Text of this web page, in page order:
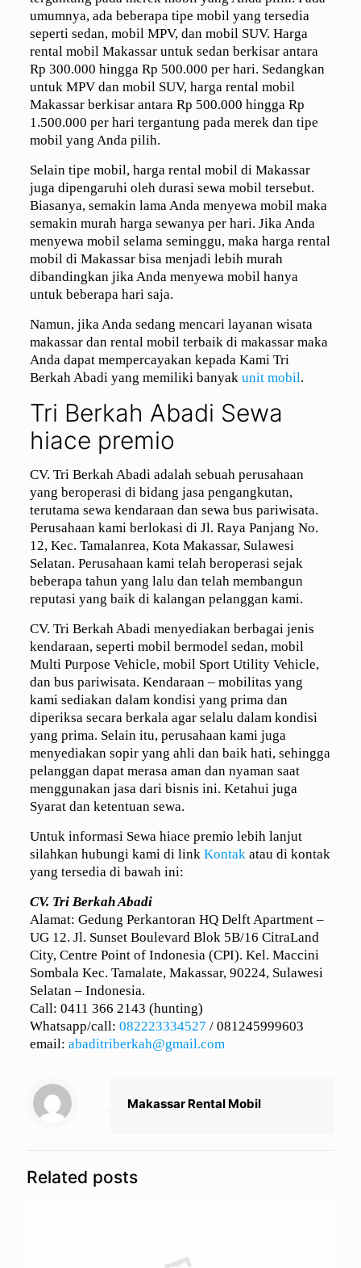
umumnya, ada beberapa tipe mobil yang tersedia
seperti sedan, mobil MPV, dan mobil SUV. Harga
rental mobil Makassar untuk sedan berkisar antara
Rp 300.000 hingga Rp 500.000 per hari. Sedangkan
untuk MPV dan mobil SUV, harga rental mobil
Makassar berkisar antara Rp 500.000 hingga Rp
1.500.000 per hari tergantung pada merek dan tipe
mobil yang Anda pilih.
Selain tipe mobil, harga rental mobil di Makassar
juga dipengaruhi oleh durasi sewa mobil tersebut.
Biasanya, semakin lama Anda menyewa mobil maka
semakin murah harga sewanya per hari. Jika Anda
menyewa mobil selama seminggu, maka harga rental
mobil di Makassar bisa menjadi lebih murah
dibandingkan jika Anda menyewa mobil hanya
untuk beberapa hari saja.
Namun, jika Anda sedang mencari layanan wisata
makassar dan rental mobil terbaik di makassar maka
Anda dapat mempercayakan kepada Kami Tri
Berkah Abadi yang memiliki banyak unit mobil.
Tri Berkah Abadi Sewa
hiace premio
CV. Tri Berkah Abadi adalah sebuah perusahaan
yang beroperasi di bidang jasa pengangkutan,
terutama sewa kendaraan dan sewa bus pariwisata.
Perusahaan kami berlokasi di Jl. Raya Panjang No.
12, Kec. Tamalanrea, Kota Makassar, Sulawesi
Selatan. Perusahaan kami telah beroperasi sejak
beberapa tahun yang lalu dan telah membangun
reputasi yang baik di kalangan pelanggan kami.
CV. Tri Berkah Abadi menyediakan berbagai jenis
kendaraan, seperti mobil bermodel sedan, mobil
Multi Purpose Vehicle, mobil Sport Utility Vehicle,
dan bus pariwisata. Kendaraan – mobilitas yang
kami sediakan dalam kondisi yang prima dan
diperiksa secara berkala agar selalu dalam kondisi
yang prima. Selain itu, perusahaan kami juga
menyediakan sopir yang ahli dan baik hati, sehingga
pelanggan dapat merasa aman dan nyaman saat
menggunakan jasa dari bisnis ini. Ketahui juga
Syarat dan ketentuan sewa.
Untuk informasi Sewa hiace premio lebih lanjut
silahkan hubungi kami di link Kontak atau di kontak
yang tersedia di bawah ini:
CV. Tri Berkah Abadi
Alamat: Gedung Perkantoran HQ Delft Apartment –
UG 12. Jl. Sunset Boulevard Blok 5B/16 CitraLand
City, Centre Point of Indonesia (CPI). Kel. Maccini
Sombala Kec. Tamalate, Makassar, 90224, Sulawesi
Selatan – Indonesia.
Call: 0411 366 2143 (hunting)
Whatsapp/call: 082223334527 / 081245999603
email: abaditriberkah@gmail.com
Makassar Rental Mobil
Related posts